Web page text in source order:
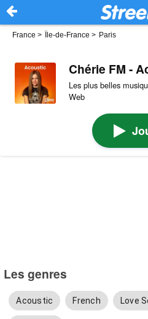
France > Île-de-France > Paris
Chérie FM -
Les plus belles
Web
Les genres
Acoustic French Love